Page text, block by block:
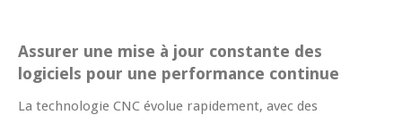
Assurer une mise à jour constante des
logiciels pour une performance continue
La technologie CNC évolue rapidement, avec des